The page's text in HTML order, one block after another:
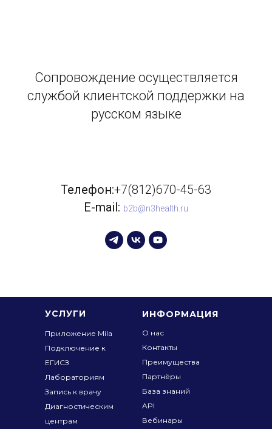
Сопровождение осуществляется
службой клиентской поддержки на
русском языке
Телефон:+7(812)670-45-63
E-mail: b2b@n3health.ru
ИНФОРМАЦИЯ
О нас
Контакты
Преимущества
Партнёры
База знаний
API
Вебинары
УСЛУГИ
Приложение Mila
Подключение к
ЕГИСЗ
Лабораториям
Запись к врачу
Диагностическим
центрам